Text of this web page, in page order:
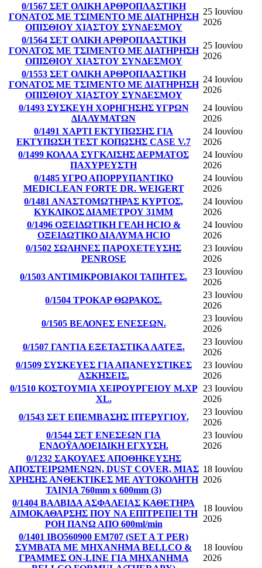
0/1567 ΣΕΤ ΟΛΙΚΗ ΑΡΘΡΟΠΛΑΣΤΙΚΗ
ΓΟΝΑΤΟΣ ΜΕ ΤΣΙΜΕΝΤΟ ΜΕ ΔΙΑΤΗΡΗΣΗ
ΟΠΙΣΘΙΟΥ ΧΙΑΣΤΟΥ ΣΥΝΔΕΣΜΟΥ
25 Ιουνίου
2026
0/1564 ΣΕΤ ΟΛΙΚΗ ΑΡΘΡΟΠΛΑΣΤΙΚΗ
ΓΟΝΑΤΟΣ ΜΕ ΤΣΙΜΕΝΤΟ ΜΕ ΔΙΑΤΗΡΗΣΗ
ΟΠΙΣΘΙΟΥ ΧΙΑΣΤΟΥ ΣΥΝΔΕΣΜΟΥ
25 Ιουνίου
2026
0/1553 ΣΕΤ ΟΛΙΚΗ ΑΡΘΡΟΠΛΑΣΤΙΚΗ
ΓΟΝΑΤΟΣ ΜΕ ΤΣΙΜΕΝΤΟ ΜΕ ΔΙΑΤΗΡΗΣΗ
ΟΠΙΣΘΙΟΥ ΧΙΑΣΤΟΥ ΣΥΝΔΕΣΜΟΥ
24 Ιουνίου
2026
0/1493 ΣΥΣΚΕΥΗ ΧΟΡΗΓΗΣΗΣ ΥΓΡΩΝ
ΔΙΑΛΥΜΑΤΩΝ
24 Ιουνίου
2026
0/1491 ΧΑΡΤΙ ΕΚΤΥΠΩΣΗΣ ΓΙΑ
ΕΚΤΥΠΩΣΗ ΤΕΣΤ ΚΟΠΩΣΗΣ CASE V.7
24 Ιουνίου
2026
0/1499 ΚΟΛΛΑ ΣΥΓΚΛΙΣΗΣ ΔΕΡΜΑΤΟΣ
ΠΑΧΥΡΕΥΣΤΗ
24 Ιουνίου
2026
0/1485 ΥΓΡΟ ΑΠΟΡΡΥΠΑΝΤΙΚΟ
MEDICLEAN FORTE DR. WEIGERT
24 Ιουνίου
2026
0/1481 ΑΝΑΣΤΟΜΩΤΗΡΑΣ ΚΥΡΤΟΣ,
ΚΥΚΛΙΚΟΣ ΔΙΑΜΕΤΡΟΥ 31ΜΜ
24 Ιουνίου
2026
0/1496 ΟΞΕΙΔΩΤΙΚΗ ΓΕΛΗ HCIO &
ΟΞΕΙΔΩΤΙΚΟ ΔΙΑΛΥΜΑ HCIO
24 Ιουνίου
2026
0/1502 ΣΩΛΗΝΕΣ ΠΑΡΟΧΕΤΕΥΣΗΣ
PENROSE
23 Ιουνίου
2026
0/1503 ΑΝΤΙΜΙΚΡΟΒΙΑΚΟΙ ΤΑΠΗΤΕΣ.
23 Ιουνίου
2026
0/1504 ΤΡΟΚΑΡ ΘΩΡΑΚΟΣ.
23 Ιουνίου
2026
0/1505 ΒΕΛΟΝΕΣ ΕΝΕΣΕΩΝ.
23 Ιουνίου
2026
0/1507 ΓΑΝΤΙΑ ΕΞΕΤΑΣΤΙΚΑ ΛΑΤΕΞ.
23 Ιουνίου
2026
0/1509 ΣΥΣΚΕΥΕΣ ΓΙΑ ΑΠΑΝΕΥΣΤΙΚΕΣ
ΑΣΚΗΣΕΙΣ.
23 Ιουνίου
2026
0/1510 ΚΟΣΤΟΥΜΙΑ ΧΕΙΡΟΥΡΓΕΙΟΥ Μ.ΧΡ
XL.
23 Ιουνίου
2026
0/1543 ΣΕΤ ΕΠΕΜΒΑΣΗΣ ΠΤΕΡΥΓΙΟΥ.
23 Ιουνίου
2026
0/1544 ΣΕΤ ΕΝΕΣΕΩΝ ΓΙΑ
ΕΝΔΟΫΑΛΟΕΙΔΙΚΗ ΕΓΧΥΣΗ.
23 Ιουνίου
2026
0/1232 ΣΑΚΟΥΛΕΣ ΑΠΟΘΗΚΕΥΣΗΣ
ΑΠΟΣΤΕΙΡΩΜΕΝΩΝ, DUST COVER, ΜΙΑΣ
ΧΡΗΣΗΣ ΑΝΘΕΚΤΙΚΕΣ ΜΕ ΑΥΤΟΚΟΛΗΤΗ
ΤΑΙΝΙΑ 760mm x 600mm (3)
18 Ιουνίου
2026
0/1404 ΒΑΛΒΙΔΑ ΑΣΦΑΛΕΙΑΣ ΚΑΘΕΤΗΡΑ
ΑΙΜΟΚΑΘΑΡΣΗΣ ΠΟΥ ΝΑ ΕΠΙΤΡΕΠΕΙ ΤΗ
ΡΟΗ ΠΑΝΩ ΑΠΟ 600ml/min
18 Ιουνίου
2026
0/1401 IBO560900 EM707 (SET A T PER)
ΣΥΜΒΑΤΑ ΜΕ ΜΗΧΑΝΗΜΑ BELLCO &
ΓΡΑΜΜΕΣ ON-LINE ΓΙΑ ΜΗΧΑΝΗΜΑ
18 Ιουνίου
2026